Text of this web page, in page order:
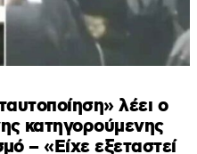
λέει ο
κατηγορούμενης
– «Είχε εξεταστεί